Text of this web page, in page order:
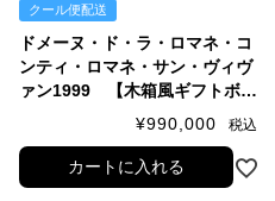
ドメーヌ・ド・ラ・ロマネ・コ
ンティ・ロマネ・サン・ヴィヴ
ァン1999 【木箱風ギフトボッ
クール便配送
¥990,000 税込
カートに入れる